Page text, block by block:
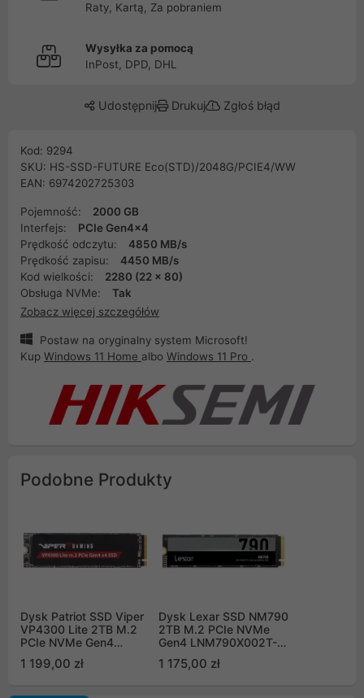
Raty, Kartą, Za pobraniem
Wysyłka za pomocą
InPost, DPD, DHL
Udostępnij Drukuj Zgłoś błąd
Kod: 9294
SKU: HS-SSD-FUTURE Eco(STD)/2048G/PCIE4/WW
EAN: 6974202725303
Pojemność:
2000 GB
Interfejs:
PCIe Gen4x4
Prędkość odczytu:
4850 MB/s
Prędkość zapisu:
4450 MB/s
Kod wielkości:
2280 (22 x 80)
Obsługa NVMe:
Tak
Zobacz więcej szczegółów
Postaw na oryginalny system Microsoft!
Kup Windows 11 Home albo Windows 11 Pro .
Podobne Produkty
Dysk Patriot SSD Viper
VP4300 Lite 2TB M.2
PCIe NVMe Gen4
VP4300L2TBM28H
1 199,00 zł
Dysk Lexar SSD NM790
2TB M.2 PCIe NVMe
Gen4 LNM790X002T-
RNNNG
1 175,00 zł